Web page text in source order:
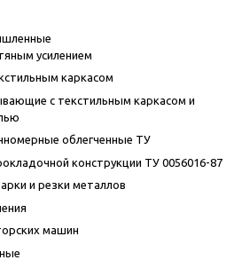
усилением
каркасом
с текстильным каркасом и
облегченные ТУ
конструкции ТУ 0056016-87
и резки металлов
машин